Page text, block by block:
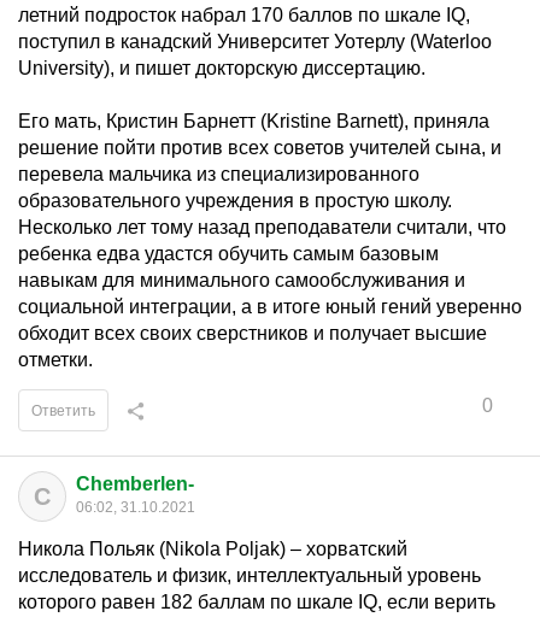
летний подросток набрал 170 баллов по шкале IQ,
поступил в канадский Университет Уотерлу (Waterloo
University), и пишет докторскую диссертацию.
Его мать, Кристин Барнетт (Kristine Barnett), приняла
решение пойти против всех советов учителей сына, и
перевела мальчика из специализированного
образовательного учреждения в простую школу.
Несколько лет тому назад преподаватели считали, что
ребенка едва удастся обучить самым базовым
навыкам для минимального самообслуживания и
социальной интеграции, а в итоге юный гений уверенно
обходит всех своих сверстников и получает высшие
отметки.
0
Ответить
C Chemberlen-
06:02, 31.10.2021
Никола Польяк (Nikola Poljak) – хорватский
исследователь и физик, интеллектуальный уровень
которого равен 182 баллам по шкале IQ, если верить